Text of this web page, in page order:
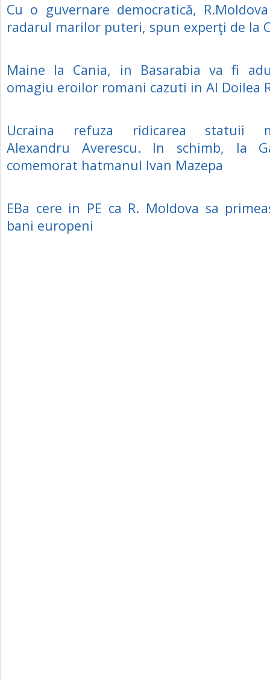
Cu o guvernare democratică,
radarul marilor puteri, spun experţi de la
Maine la Cania, in Basarabia va fi
omagiu eroilor romani cazuti in Al Doilea
Ucraina refuza ridicarea statuii
Alexandru Averescu. In schimb, la
comemorat hatmanul Ivan Mazepa
EBa cere in PE ca R. Moldova sa
bani europeni